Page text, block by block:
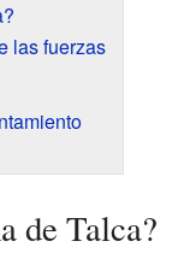
las fuerzas
de Talca?